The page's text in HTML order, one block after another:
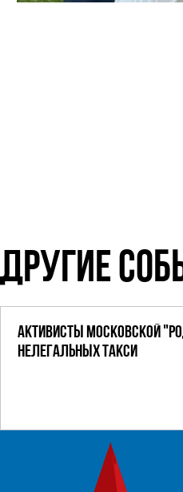
ДРУГИЕ
АКТИВИСТЫ МОСКОВСКОЙ
НЕЛЕГАЛЬНЫХ ТАКСИ